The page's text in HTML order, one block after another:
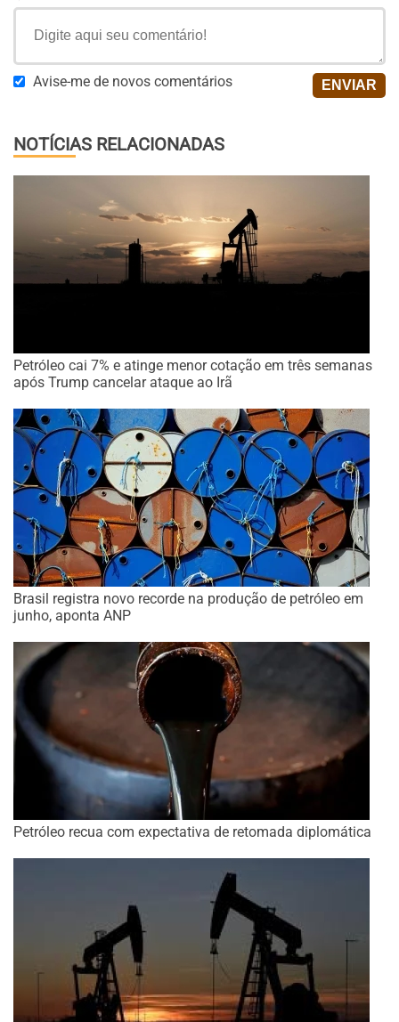
Avise-me de novos comentários
NOTÍCIAS RELACIONADAS
Petróleo cai 7% e atinge menor cotação em três semanas
após Trump cancelar ataque ao Irã
Brasil registra novo recorde na produção de petróleo em
junho, aponta ANP
Petróleo recua com expectativa de retomada diplomática